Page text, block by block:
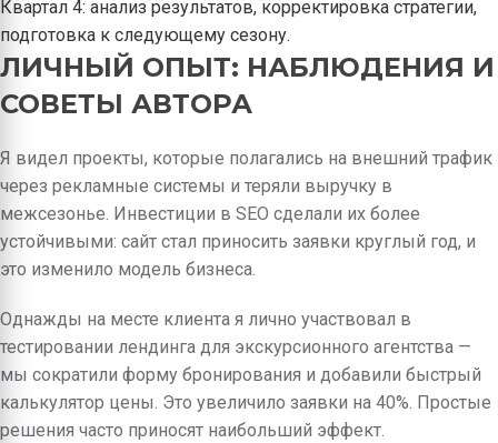
Квартал 4: анализ результатов, корректировка стратегии,
подготовка к следующему сезону.
ЛИЧНЫЙ ОПЫТ: НАБЛЮДЕНИЯ И
СОВЕТЫ АВТОРА
Я видел проекты, которые полагались на внешний трафик
через рекламные системы и теряли выручку в
межсезонье. Инвестиции в SEO сделали их более
устойчивыми: сайт стал приносить заявки круглый год, и
это изменило модель бизнеса.
Однажды на месте клиента я лично участвовал в
тестировании лендинга для экскурсионного агентства —
мы сократили форму бронирования и добавили быстрый
калькулятор цены. Это увеличило заявки на 40%. Простые
решения часто приносят наибольший эффект.